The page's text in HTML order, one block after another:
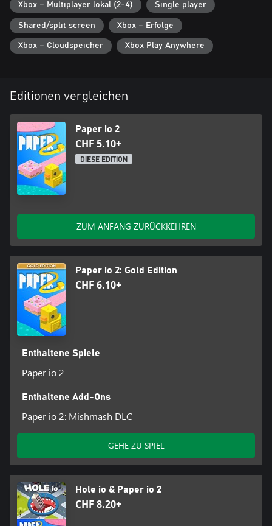
Xbox – Multiplayer lokal (2-4) Single player
Shared/split screen Xbox – Erfolge
Xbox – Cloudspeicher Xbox Play Anywhere
Editionen vergleichen
Paper io 2
CHF 5.10+
DIESE EDITION
ZUM ANFANG ZURÜCKKEHREN
Paper io 2: Gold Edition
CHF 6.10+
Enthaltene Spiele
Paper io 2
Enthaltene Add-Ons
Paper io 2: Mishmash DLC
GEHE ZU SPIEL
Hole io & Paper io 2
CHF 8.20+